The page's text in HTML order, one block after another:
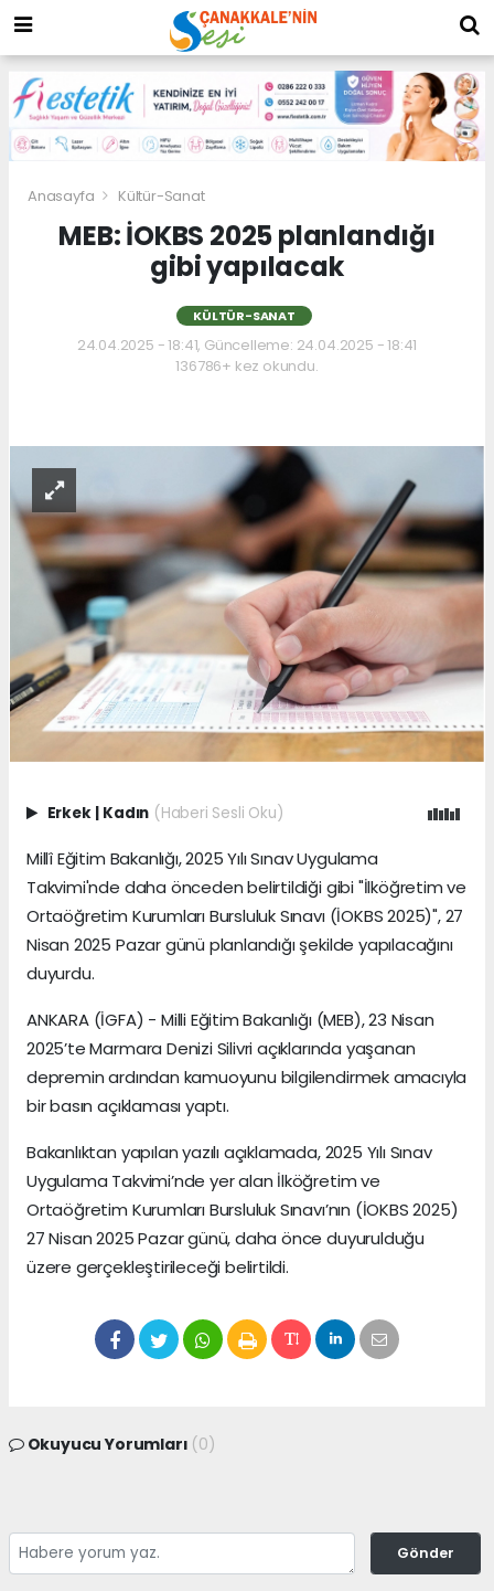
Anasayfa Kültür-Sanat
MEB: İOKBS 2025 planlandığı
gibi yapılacak
KÜLTÜR-SANAT
24.04.2025 - 18:41, Güncelleme: 24.04.2025 - 18:41
136786+ kez okundu.
Erkek | Kadın (Haberi Sesli Oku)
Millî Eğitim Bakanlığı, 2025 Yılı Sınav Uygulama
Takvimi'nde daha önceden belirtildiği gibi "İlköğretim ve
Ortaöğretim Kurumları Bursluluk Sınavı (İOKBS 2025)", 27
Nisan 2025 Pazar günü planlandığı şekilde yapılacağını
duyurdu.
ANKARA (İGFA) - Milli Eğitim Bakanlığı (MEB), 23 Nisan
2025’te Marmara Denizi Silivri açıklarında yaşanan
depremin ardından kamuoyunu bilgilendirmek amacıyla
bir basın açıklaması yaptı.
Bakanlıktan yapılan yazılı açıklamada, 2025 Yılı Sınav
Uygulama Takvimi’nde yer alan İlköğretim ve
Ortaöğretim Kurumları Bursluluk Sınavı’nın (İOKBS 2025)
27 Nisan 2025 Pazar günü, daha önce duyurulduğu
üzere gerçekleştirileceği belirtildi.
Okuyucu Yorumları (0)
Gönder